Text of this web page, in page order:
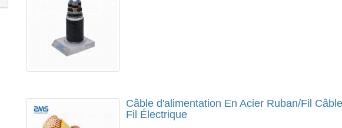
Câble d'alimentation En Acier Ruban/Fil
Fil Électrique